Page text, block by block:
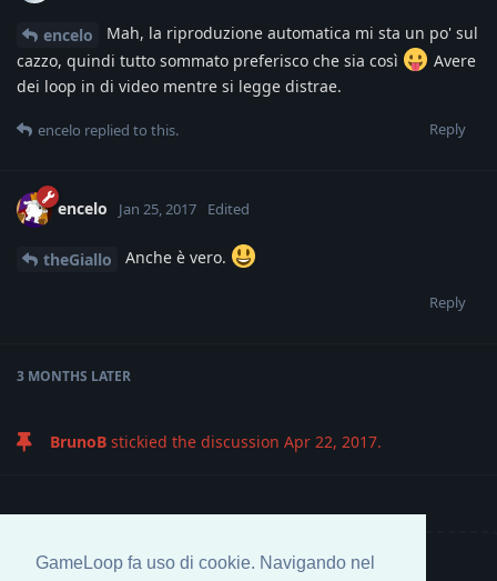
GameLoop fa uso di cookie. Navigando nel
encelo
Mah, la riproduzione automatica mi sta un po' sul
cazzo, quindi tutto sommato preferisco che sia così
Avere
dei loop in di video mentre si legge distrae.
Reply
encelo replied to this.
encelo Jan 25, 2017 Edited
theGiallo Anche è vero.
Reply
3 MONTHS LATER
BrunoB stickied the discussion Apr 22, 2017.
Write a Reply...